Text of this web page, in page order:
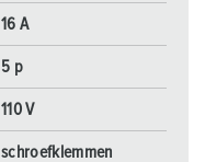
16 A
5 p
110 V
schroefklemmen